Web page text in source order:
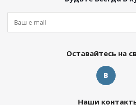
Оставайтесь на
Наши